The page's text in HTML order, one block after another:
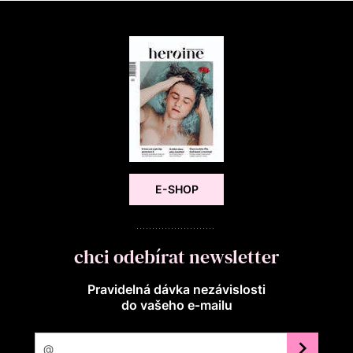
E-SHOP
chci odebírat newsletter
Pravidelná dávka nezávislosti
do vašeho e‑mailu